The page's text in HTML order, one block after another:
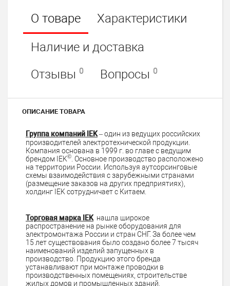
О товаре
Характеристики
Наличие и доставка
Отзывы 0 Вопросы 0
ОПИСАНИЕ ТОВАРА
Группа компаний IEK– один из ведущих российских
производителей электротехнической продукции.
Компания основана в 1999 г. во главе с ведущим
брендом IEK© . Основное производство расположено
на территории России. Используя аутсорсинговые
схемы взаимодействия с зарубежными странами
(размещение заказов на других предприятиях),
холдинг IEK сотрудничает с Китаем.
Торговая марка IEK нашла широкое
распространение на рынке оборудования для
электромонтажа России и стран СНГ. За более чем
15 лет существования было создано более 7 тысяч
наименований изделий запущенных в
производство. Продукцию этого бренда
устанавливают при монтаже проводки в
производственных помещениях, строительстве
жилых домов и промышленных зданий.